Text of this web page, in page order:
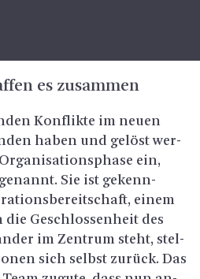
es zu­sam­men
Kon­flik­te im neuen
haben und ge­löst wer­
ein,
Sie ist ge­kenn­
einem
Ge­schlos­sen­heit des
im Zen­trum steht, stel­
sich selbst zu­rück. Das